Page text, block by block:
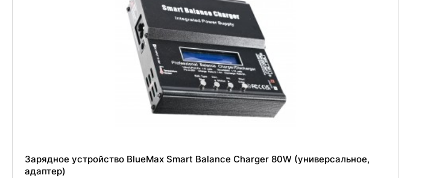
Зарядное устройство BlueMax Smart Balance Charger 80W (универсальное,
адаптер)